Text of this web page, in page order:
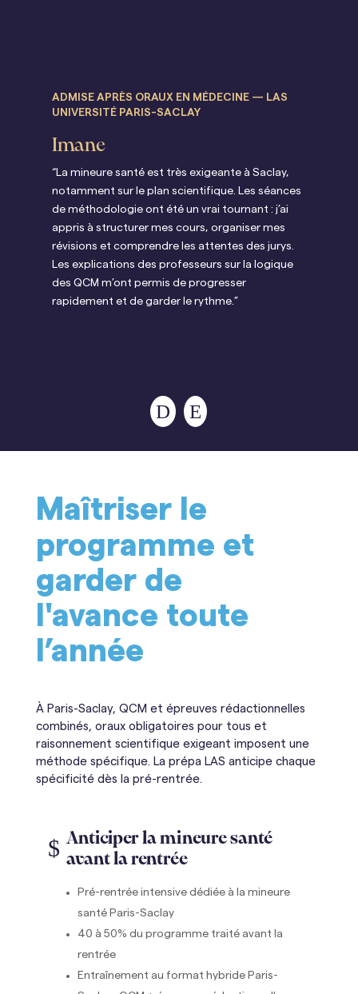
Imane
ADMISE APRÈS ORAUX EN MÉDECINE — LAS
UNIVERSITÉ PARIS-SACLAY
“La mineure santé est très exigeante à Saclay,
notamment sur le plan scientifique. Les séances
de méthodologie ont été un vrai tournant : j’ai
appris à structurer mes cours, organiser mes
révisions et comprendre les attentes des jurys.
Les explications des professeurs sur la logique
des QCM m’ont permis de progresser
rapidement et de garder le rythme.”
Maîtriser le
programme et
garder de
l'avance toute
l’année
À Paris-Saclay, QCM et épreuves rédactionnelles
combinés, oraux obligatoires pour tous et
raisonnement scientifique exigeant imposent une
méthode spécifique. La prépa LAS anticipe chaque
spécificité dès la pré-rentrée.
$ Anticiper la mineure santé
avant la rentrée
Pré-rentrée intensive dédiée à la mineure
santé Paris-Saclay
40 à 50% du programme traité avant la
rentrée
Entraînement au format hybride Paris-